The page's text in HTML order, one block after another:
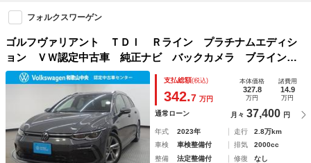
フォルクスワーゲン
ゴルフヴァリアント ＴＤＩ Ｒライン プラチナムエディシ
ョン ＶＷ認定中古車 純正ナビ バックカメラ ブラインド
スポットモニター Ｂｌｕｅｔｏｏｔｈ デジタルメーター
ＬＥＤヘッドライト ＥＴＣ２．０ クルーズコントロール
スペアキー 純正アルミホイール
支払総額(税込)
342.7 万円
本体価格
327.8
万円
諸費用
14.9
万円
通常ローン 月々 37,400 円
年式 2023年 走行
2.8万km
車検
車検整備付 排気
2000cc
整備
法定整備付 修復
なし